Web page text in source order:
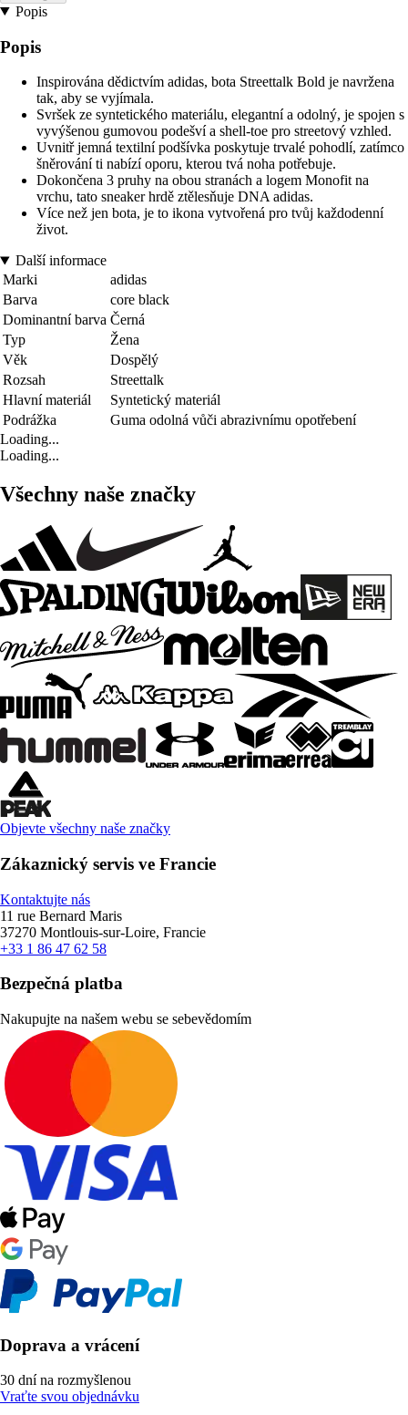
Popis
Popis
Inspirována dědictvím adidas, bota Streettalk Bold je navržena
tak, aby se vyjímala.
Svršek ze syntetického materiálu, elegantní a odolný, je spojen s
vyvýšenou gumovou podešví a shell-toe pro streetový vzhled.
Uvnitř jemná textilní podšívka poskytuje trvalé pohodlí, zatímco
šněrování ti nabízí oporu, kterou tvá noha potřebuje.
Dokončena 3 pruhy na obou stranách a logem Monofit na
vrchu, tato sneaker hrdě ztělesňuje DNA adidas.
Více než jen bota, je to ikona vytvořená pro tvůj každodenní
život.
Další informace
Marki
adidas
Barva
core black
Dominantní barva Černá
Typ
Žena
Věk
Dospělý
Rozsah
Streettalk
Hlavní materiál
Syntetický materiál
Podrážka
Guma odolná vůči abrazivnímu opotřebení
Loading...
Loading...
Všechny naše značky
Objevte všechny naše značky
Zákaznický servis ve Francie
Kontaktujte nás
11 rue Bernard Maris
37270 Montlouis-sur-Loire, Francie
+33 1 86 47 62 58
Bezpečná platba
Nakupujte na našem webu se sebevědomím
Doprava a vrácení
30 dní na rozmyšlenou
Vraťte svou objednávku